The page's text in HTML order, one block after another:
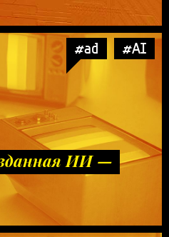
#ad #AI
ИИ —